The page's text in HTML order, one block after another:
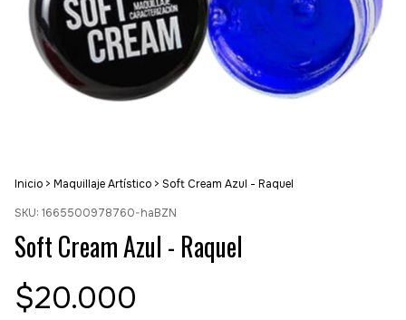
Inicio > Maquillaje Artístico > Soft Cream Azul - Raquel
SKU: 1665500978760-haBZN
Soft Cream Azul - Raquel
$20.000